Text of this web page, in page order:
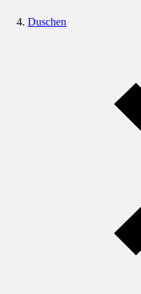
Duschen